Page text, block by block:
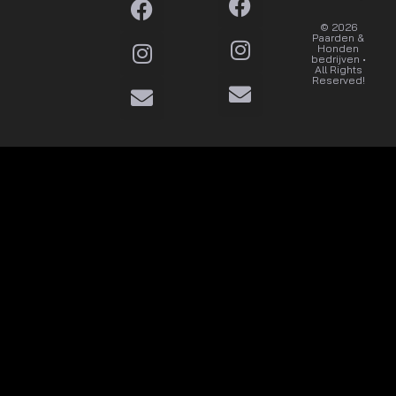
© 2026
Paarden &
Honden
bedrijven •
All Rights
Reserved!